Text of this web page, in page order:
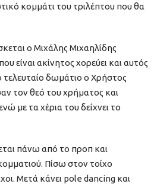
κομμάτι του τριλέπτου που θα
ο Μιχάλης Μιχαηλίδης
είναι ακίνητος χορεύει και αυτός
τελευταίο δωμάτιο ο Χρήστος
τον θεό του χρήματος και
με τα χέρια του δείχνει το
πάνω από το προπ και
Πίσω στον τοίχο
Μετά κάνει pole dancing και